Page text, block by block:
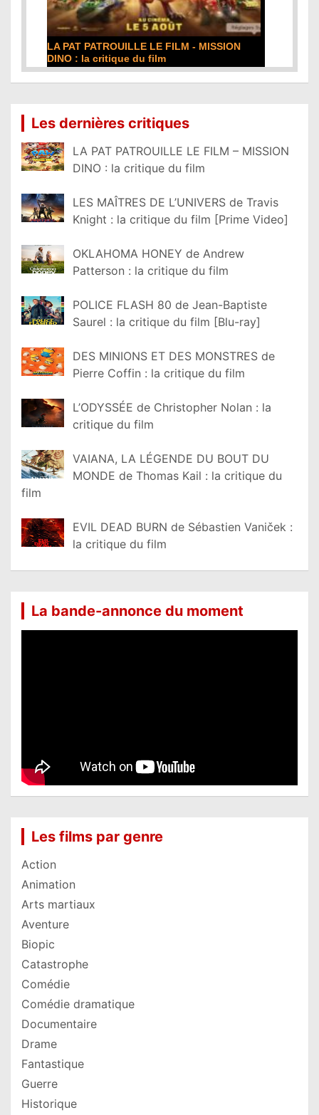
LA PAT PATROUILLE LE FILM - MISSION
DINO : la critique du film
Les dernières critiques
LA PAT PATROUILLE LE FILM – MISSION
DINO : la critique du film
LES MAÎTRES DE L’UNIVERS de Travis
Knight : la critique du film [Prime Video]
OKLAHOMA HONEY de Andrew
Patterson : la critique du film
POLICE FLASH 80 de Jean-Baptiste
Saurel : la critique du film [Blu-ray]
DES MINIONS ET DES MONSTRES de
Pierre Coffin : la critique du film
L’ODYSSÉE de Christopher Nolan : la
critique du film
VAIANA, LA LÉGENDE DU BOUT DU
MONDE de Thomas Kail : la critique du
film
EVIL DEAD BURN de Sébastien Vaniček :
la critique du film
La bande-annonce du moment
Les films par genre
Action
Animation
Arts martiaux
Aventure
Biopic
Catastrophe
Comédie
Comédie dramatique
Documentaire
Drame
Fantastique
Guerre
Historique